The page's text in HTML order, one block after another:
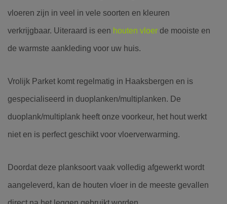
vloeren zijn in veel in vele soorten en kleuren
verkrijgbaar. Uiteraard is een houten vloer de mooiste en
de warmste aankleding voor uw huis.
Vrolijk Parket komt regelmatig in Haaksbergen en is
gespecialiseerd in duoplanken/multiplanken. De
duoplank/multiplank heeft onze voorkeur, het hout werkt
niet en is perfect geschikt voor vloerverwarming.
Doordat deze planksoort vaak volledig afgewerkt wordt
aangeleverd, kan de houten vloer in de meeste gevallen